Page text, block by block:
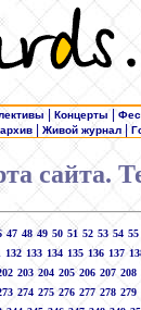
Концерты
Живой журнал |
сайта.
47 48 49 50 51 52 53 54 55
132 133 134 135 136 137
203 204 205 206 207 208
274 275 276 277 278 279